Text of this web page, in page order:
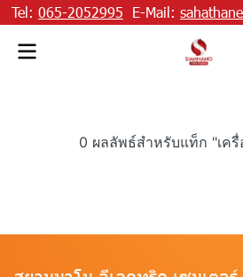
Tel: 065-2052995 E-Mail:
0 ผลลัพธ์สำหรับแท็ก "เครื่